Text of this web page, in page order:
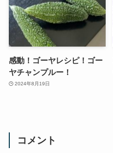
感動！ゴーヤレシピ！ゴー
ヤチャンプルー！
2024年8月19日
コメント